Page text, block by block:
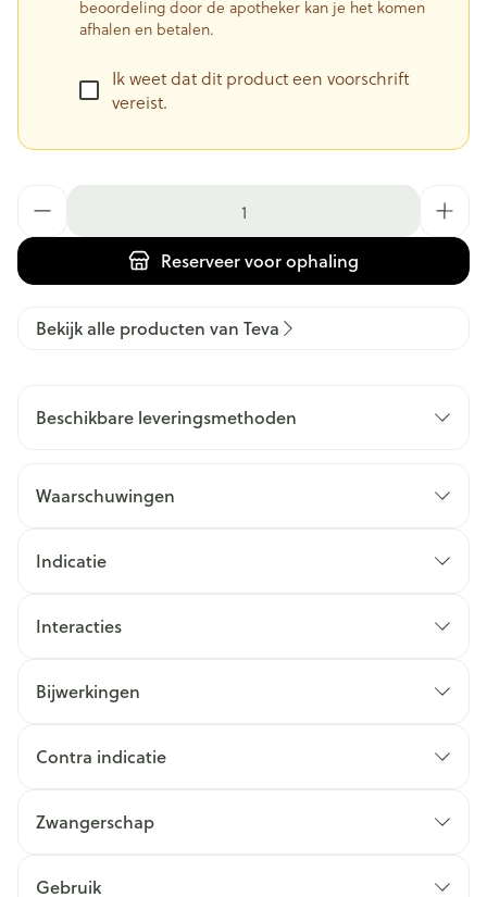
beoordeling door de apotheker kan je het komen
afhalen en betalen.
Ik weet dat dit product een voorschrift
vereist.
Reserveervoor ophaling
Bekijk alle producten van Teva
Beschikbare leveringsmethoden
Waarschuwingen
Indicatie
Interacties
Bijwerkingen
Contra indicatie
Zwangerschap
Gebruik